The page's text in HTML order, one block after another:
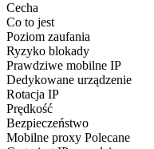
Cecha
Co to jest
Poziom zaufania
Ryzyko blokady
Prawdziwe mobilne IP
Dedykowane urządzenie
Rotacja IP
Prędkość
Bezpieczeństwo
Mobilne proxy Polecane